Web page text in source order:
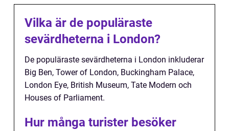
Vilka är de populäraste
sevärdheterna i London?
De populäraste sevärdheterna i London inkluderar
Big Ben, Tower of London, Buckingham Palace,
London Eye, British Museum, Tate Modern och
Houses of Parliament.
Hur många turister besöker